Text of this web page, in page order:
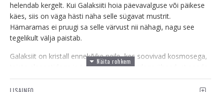
helendab kergelt. Kui Galaksiiti hoia päevavalguse või päikese
käes, siis on väga hästi näha selle sügavat mustrit.
Hämaramas ei pruugi sa selle värvust nii nähagi, nagu see
tegelikult välja paistab.
Galaksiit on kristall ennekõike neile, kes soovivad kosmosega,
teiste planeetidega ja teiste dimensioonidega ühendust saada
ning ka ühendusse jääda. Galaksiit on energia mõistes seotud
kõige sellega, mis asub väljapool meie Maad. Peale selle on